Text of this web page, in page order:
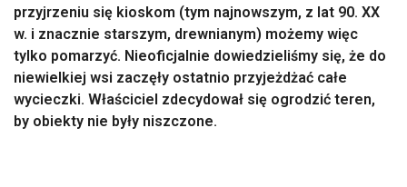
przyjrzeniu się kioskom (tym najnowszym, z lat 90. XX
w. i znacznie starszym, drewnianym) możemy więc
tylko pomarzyć. Nieoficjalnie dowiedzieliśmy się, że do
niewielkiej wsi zaczęły ostatnio przyjeżdżać całe
wycieczki. Właściciel zdecydował się ogrodzić teren,
by obiekty nie były niszczone.